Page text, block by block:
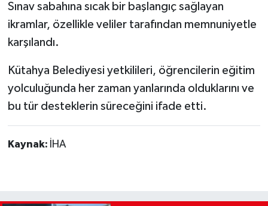
Sınav sabahına sıcak bir başlangıç sağlayan
ikramlar, özellikle veliler tarafından memnuniyetle
karşılandı.
Kütahya Belediyesi yetkilileri, öğrencilerin eğitim
yolculuğunda her zaman yanlarında olduklarını ve
bu tür desteklerin süreceğini ifade etti.
Kaynak: İHA